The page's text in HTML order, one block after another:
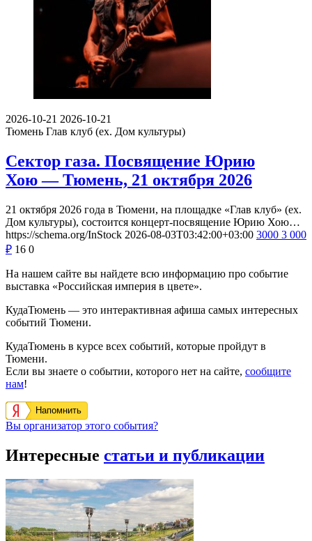
2026-10-21 2026-10-21
Тюмень Глав клуб (ex. Дом культуры)
Сектор газа. Посвящение Юрию
Хою — Тюмень, 21 октября 2026
21 октября 2026 года в Тюмени, на площадке «Глав клуб» (ex.
Дом культуры), состоится концерт-посвящение Юрию Хою…
https://schema.org/InStock 2026-08-03T03:42:00+03:00 3000 3 000
₽ 16 0
На нашем сайте вы найдете всю информацию про событие
выставка «Российская империя в цвете».
КудаТюмень — это интерактивная афиша самых интересных
событий Тюмени.
КудаТюмень в курсе всех событий, которые пройдут в
Тюмени.
Если вы знаете о событии, которого нет на сайте, сообщите
нам!
Напомнить
Вы организатор этого события?
Интересные статьи и публикации